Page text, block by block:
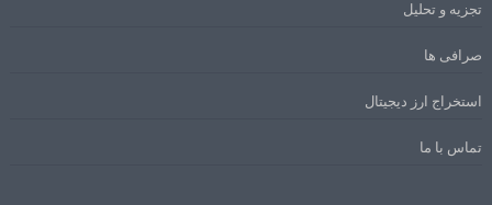
تجزیه و تحلیل
صرافی ها
استخراج ارز دیجیتال
تماس با ما